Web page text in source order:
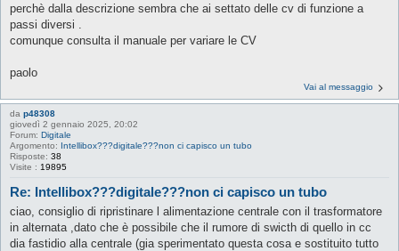
perchè dalla descrizione sembra che ai settato delle cv di funzione a
passi diversi .
comunque consulta il manuale per variare le CV
paolo
Vai al messaggio
da p48308
giovedì 2 gennaio 2025, 20:02
Forum: Digitale
Argomento: Intellibox???digitale???non ci capisco un tubo
Risposte: 38
Visite : 19895
Re: Intellibox???digitale???non ci capisco un tubo
ciao, consiglio di ripristinare l alimentazione centrale con il trasformatore
in alternata ,dato che è possibile che il rumore di swicth di quello in cc
dia fastidio alla centrale (gia sperimentato questa cosa e sostituito tutto